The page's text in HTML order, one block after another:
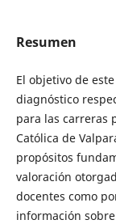
Resumen
El objetivo de
diagnóstico
para las carreras
Católica de
propósitos
valoración
docentes como
información